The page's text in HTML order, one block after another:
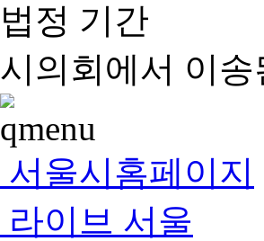
법정 기간
시의회에서 이
서울시홈페이지
라이브 서울